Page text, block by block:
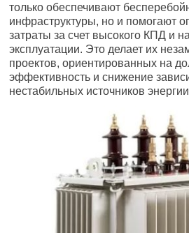
только обеспечивают
инфраструктуры, но и помогают
затраты за счет высокого КПД и
эксплуатации. Это делает их
проектов, ориентированных на
эффективность и снижение
нестабильных источников